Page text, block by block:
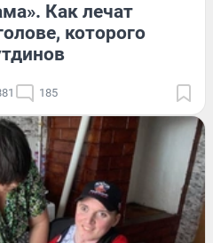
Как лечат
которого
185